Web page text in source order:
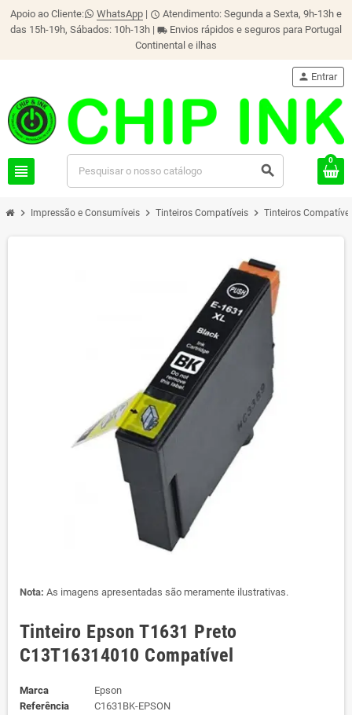
Apoio ao Cliente: WhatsApp | schedule Atendimento: Segunda a Sexta, 9h-13h e
das 15h-19h, Sábados: 10h-13h | local_shipping Envios rápidos e seguros para Portugal
Continental e ilhas
view_headline search
person Entrar
0
chevron_right Impressão e Consumíveis chevron_right Tinteiros Compatíveis chevron_right Tinteiros
Nota: As imagens apresentadas são meramente ilustrativas.
Tinteiro Epson T1631 Preto
C13T16314010 Compatível
Marca
Epson
Referência
C1631BK-EPSON